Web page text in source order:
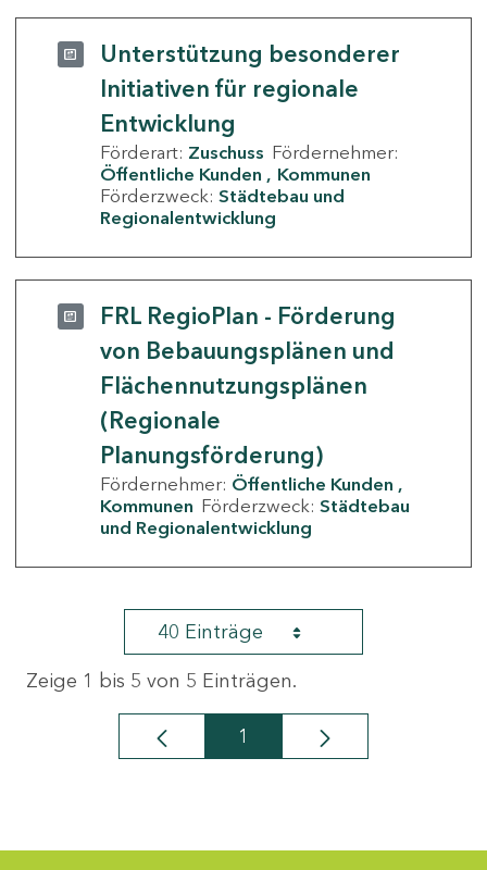
Unterstützung besonderer
Initiativen für regionale
Entwicklung
Förderart: Zuschuss Fördernehmer:
Öffentliche Kunden
Kommunen
Förderzweck: Städtebau und
Regionalentwicklung
FRL RegioPlan - Förderung
von Bebauungsplänen und
Flächennutzungsplänen
(Regionale
Planungsförderung)
Fördernehmer: Öffentliche Kunden
Kommunen Förderzweck: Städtebau
und Regionalentwicklung
40 Einträge
Zeige 1 bis 5 von 5 Einträgen.
Seite
1